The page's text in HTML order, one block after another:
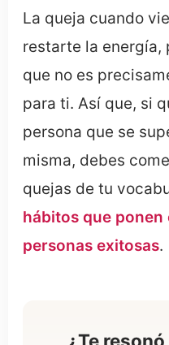
La queja cuando
restarte la energía,
que no es
para ti. Así que, si
persona que se
misma, debes
quejas de tu
hábitos que ponen
personas exitosas.
¿Te